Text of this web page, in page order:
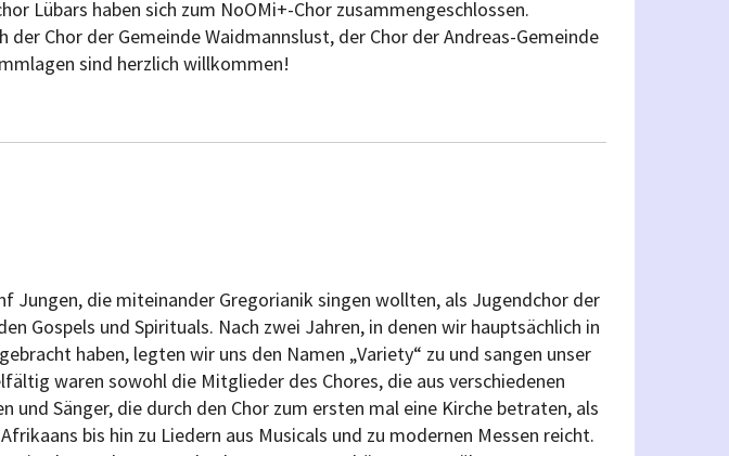
Lübars haben sich zum NoOMi+-Chor zusammengeschlossen.
Chor der Gemeinde Waidmannslust, der Chor der Andreas-Gemeinde
sind herzlich willkommen!
Jungen, die miteinander Gregorianik singen wollten, als Jugendchor der
Gospels und Spirituals. Nach zwei Jahren, in denen wir hauptsächlich in
haben, legten wir uns den Namen „Variety“ zu und sangen unser
waren sowohl die Mitglieder des Chores, die aus verschiedenen
Sänger, die durch den Chor zum ersten mal eine Kirche betraten, als
bis hin zu Liedern aus Musicals und zu modernen Messen reicht.